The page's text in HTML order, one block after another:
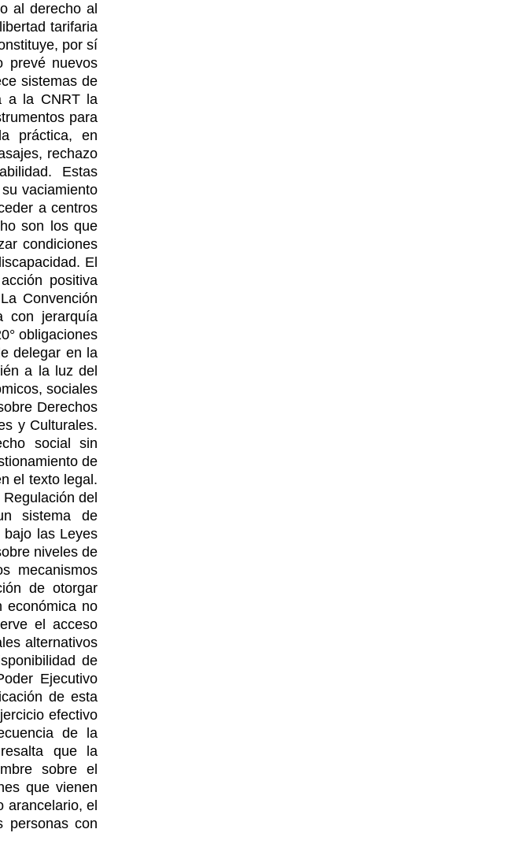
al derecho al
tarifaria
por sí
prevé nuevos
sistemas de
a la CNRT la
para
práctica, en
rechazo
Estas
vaciamiento
a centros
son los que
condiciones
El
positiva
Convención
con jerarquía
obligaciones
delegar en la
a la luz del
sociales
Derechos
y Culturales.
social sin
de
el texto legal.
del
sistema de
las Leyes
niveles de
mecanismos
de otorgar
económica no
el acceso
alternativos
de
Ejecutivo
de esta
efectivo
de la
que la
sobre el
que vienen
arancelario, el
personas con